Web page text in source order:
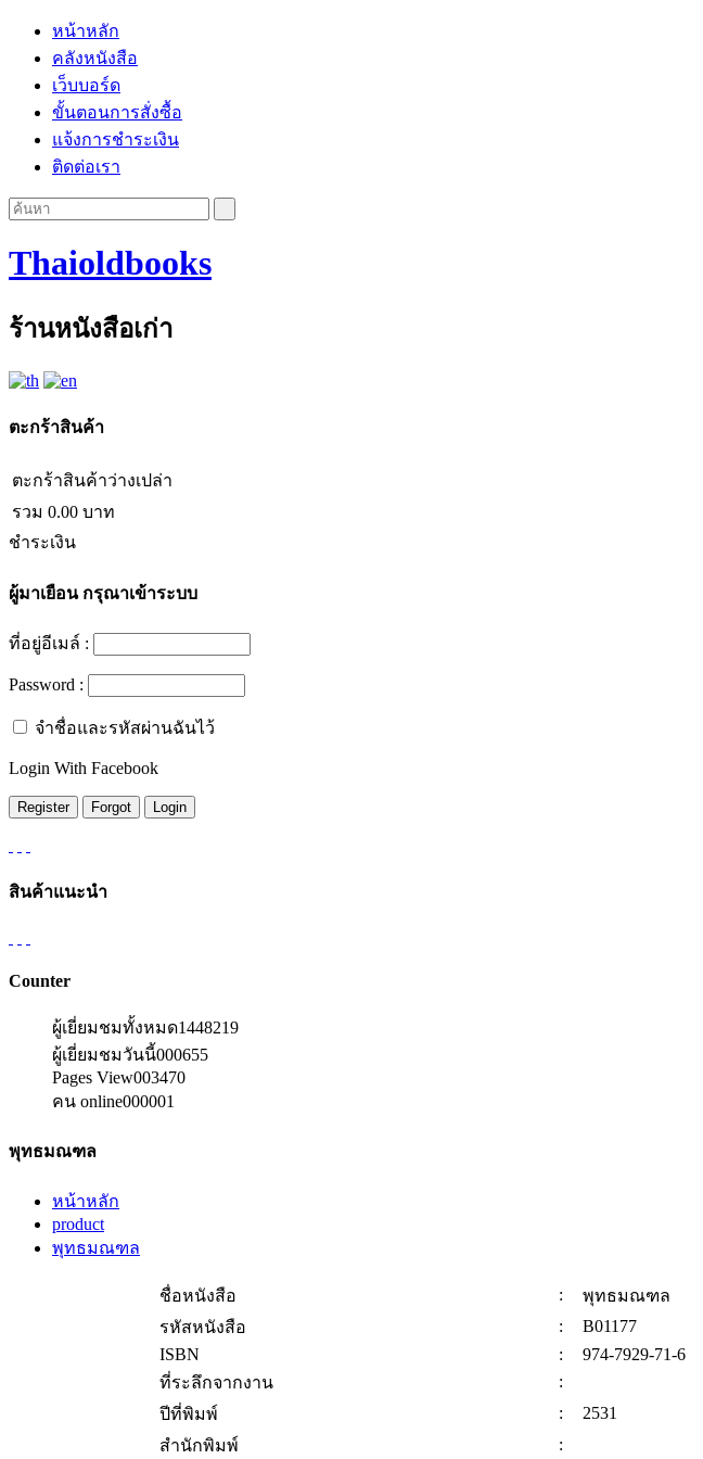
หน้าหลัก
คลังหนังสือ
เว็บบอร์ด
ขั้นตอนการสั่งซื้อ
แจ้งการชำระเงิน
ติดต่อเรา
Thaioldbooks
ร้านหนังสือเก่า
ตะกร้าสินค้า
ตะกร้าสินค้าว่างเปล่า
รวม 0.00 บาท
ชำระเงิน
ผู้มาเยือนกรุณาเข้าระบบ
ที่อยู่อีเมล์ :
Password :
จำชื่อและรหัสผ่านฉันไว้
Login With Facebook
สินค้าแนะนำ
Counter
ผู้เยี่ยมชมทั้งหมด1448219
ผู้เยี่ยมชมวันนี้000655
Pages View003470
คน online000001
พุทธมณฑล
หน้าหลัก
product
พุทธมณฑล
ชื่อหนังสือ :
พุทธมณฑล
รหัสหนังสือ
:
B01177
ISBN
:
974-7929-71-6
ที่ระลึกจากงาน
:
ปีที่พิมพ์
:
2531
สำนักพิมพ์
: